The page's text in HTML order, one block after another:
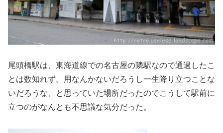
尾頭橋駅は、東海道線での名古屋の隣駅なので通過したこ
とは数知れず。用なんかないだろうし一生降り立つことな
いだろうな、と思っていた場所だったのでこうして駅前に
立つのがなんとも不思議な気分だった。